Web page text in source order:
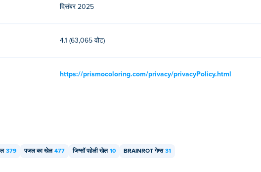
दिसंबर 2025
4.1 (63,065 वोट)
https://prismocoloring.com/privacy/privacyPolicy.html
379 पजल का खेल 477 जिग्सॉ पहेली खेल 10 BRAINROT गेम्स 31